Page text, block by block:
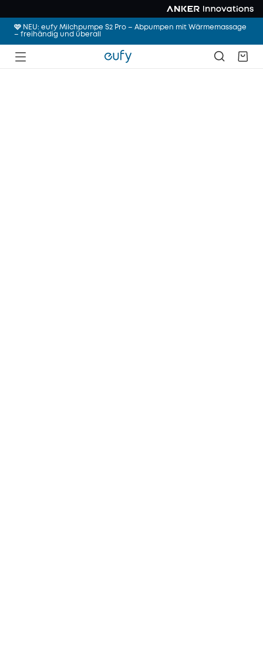
🩷 NEU: eufy Milchpumpe S2 Pro – Abpumpen mit Wärmemassage
– freihändig und überall